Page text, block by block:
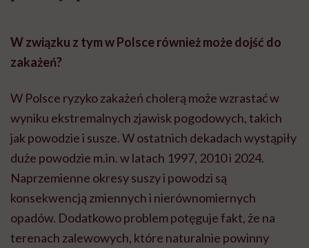
W związku z tym w Polsce również może dojść do
zakażeń?
W Polsce ryzyko zakażeń cholerą może wzrastać w
wyniku ekstremalnych zjawisk pogodowych, takich
jak powodzie i susze. W ostatnich dekadach wystąpiły
duże powodzie m.in. w latach 1997, 2010 i 2024.
Naprzemienne okresy suszy i powodzi są
konsekwencją zmiennych i nierównomiernych
opadów. Dodatkowo problem potęguje fakt, że na
terenach zalewowych, które naturalnie powinny